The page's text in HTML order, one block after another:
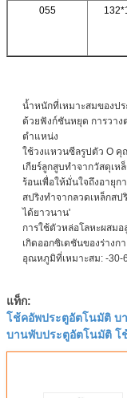
055
น้ำหนักที่เหมาะสมของป
ด้วยฟังก์ชันหยุด การวาง
ตำแหน่ง
ใช้วงแหวนซีลรูปตัว O คุ
เกียร์ลูกสูบทำจากวัสดุเ
ร้อนเพื่อให้มั่นใจถึงอายุ
สปริงทำจากลวดเหล็กส
ได้ยาวนาน'
การใช้ตัวหล่อโลหะผสม
เกิดออกซิเดชันของร่างก
อุณหภูมิที่เหมาะสม: -30-
แท็ก:
โช้คอัพประตูอัตโนมัติ บ
บานพับประตูอัตโนมัติ โ